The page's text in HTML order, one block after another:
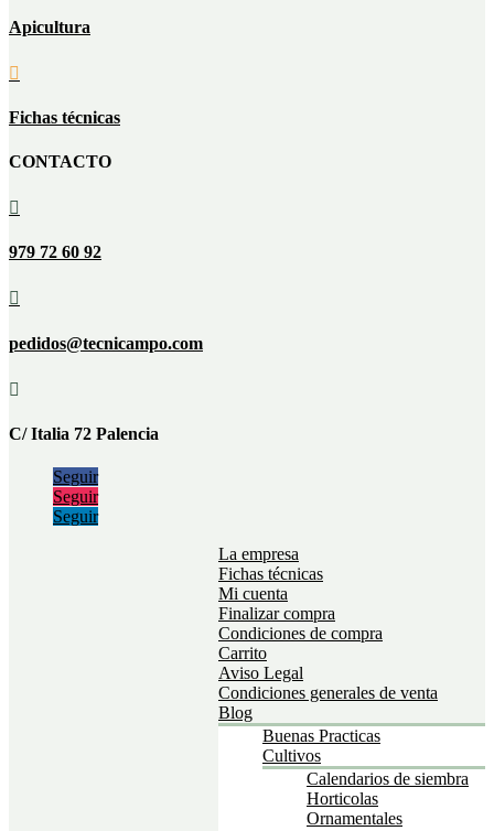
Apicultura

Fichas técnicas
CONTACTO

979 72 60 92

pedidos@tecnicampo.com

C/ Italia 72 Palencia
Seguir
Seguir
Seguir
La empresa
Fichas técnicas
Mi cuenta
Finalizar compra
Condiciones de compra
Carrito
Aviso Legal
Condiciones generales de venta
Blog
Buenas Practicas
Cultivos
Calendarios de siembra
Horticolas
Ornamentales